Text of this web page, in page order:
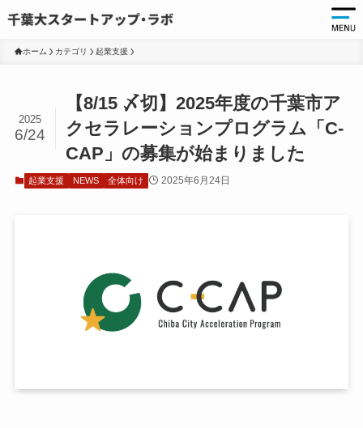
ホーム カテゴリ 起業支援
【8/15 〆切】2025年度の千葉市ア
クセラレーションプログラム「C-
CAP」の募集が始まりました
2025
6/24
起業支援 NEWS 全体向け 2025年6月24日